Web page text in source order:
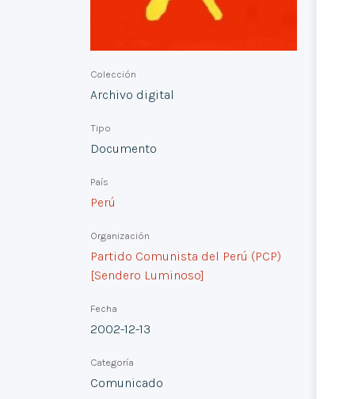
Colección
Archivo digital
Tipo
Documento
País
Perú
Organización
Partido Comunista del Perú (PCP)
[Sendero Luminoso]
Fecha
2002-12-13
Categoría
Comunicado